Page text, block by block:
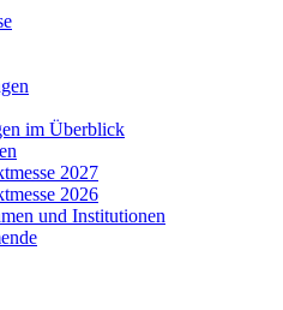
im Überblick
2027
2026
und Institutionen